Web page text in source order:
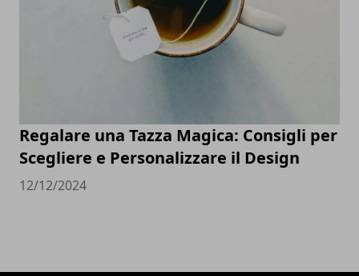
Regalare una Tazza Magica: Consigli per
Scegliere e Personalizzare il Design
12/12/2024